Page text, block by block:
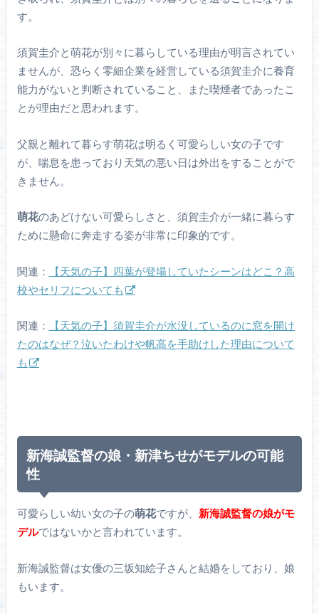
す。
須賀圭介と萌花が別々に暮らしている理由が明言されてい
ませんが、恐らく零細企業を経営している須賀圭介に養育
能力がないと判断されていること、また喫煙者であったこ
とが理由だと思われます。
父親と離れて暮らす萌花は明るく可愛らしい女の子です
が、喘息を患っており天気の悪い日は外出をすることがで
きません。
萌花のあどけない可愛らしさと、須賀圭介が一緒に暮らす
ために懸命に奔走する姿が非常に印象的です。
関連：
【天気の子】四葉が登場していたシーンはどこ？高
校やセリフについても
関連：
【天気の子】須賀圭介が水没しているのに窓を開け
たのはなぜ？泣いたわけや帆高を手助けした理由について
も
新海誠監督の娘・新津ちせがモデルの可能
性
可愛らしい幼い女の子の萌花ですが、 新海誠監督の娘がモ
デルではないかと言われています。
新海誠監督は女優の三坂知絵子さんと結婚をしており、娘
もいます。